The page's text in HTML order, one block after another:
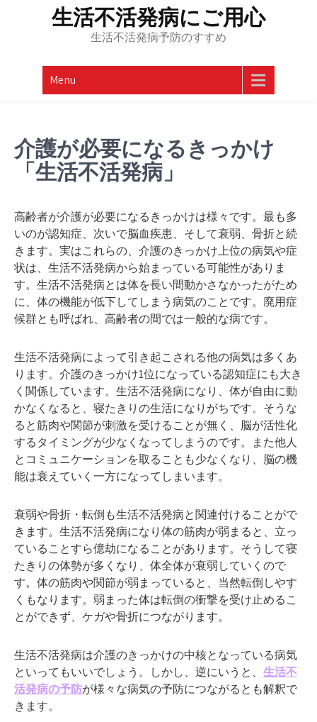
生活不活発病にご用心
生活不活発病予防のすすめ
Menu
介護が必要になるきっかけ
「生活不活発病」
高齢者が介護が必要になるきっかけは様々です。最も多
いのが認知症、次いで脳血疾患、そして衰弱、骨折と続
きます。実はこれらの、介護のきっかけ上位の病気や症
状は、生活不活発病から始まっている可能性がありま
す。生活不活発病とは体を長い間動かさなかったがため
に、体の機能が低下してしまう病気のことです。廃用症
候群とも呼ばれ、高齢者の間では一般的な病です。
生活不活発病によって引き起こされる他の病気は多くあ
ります。介護のきっかけ1位になっている認知症にも大き
く関係しています。生活不活発病になり、体が自由に動
かなくなると、寝たきりの生活になりがちです。そうな
ると筋肉や関節が刺激を受けることが無く、脳が活性化
するタイミングが少なくなってしまうのです。また他人
とコミュニケーションを取ることも少なくなり、脳の機
能は衰えていく一方になってしまいます。
衰弱や骨折・転倒も生活不活発病と関連付けることがで
きます。生活不活発病になり体の筋肉が弱まると、立っ
ていることすら億劫になることがあります。そうして寝
たきりの体勢が多くなり、体全体が衰弱していくので
す。体の筋肉や関節が弱まっていると、当然転倒しやす
くもなります。弱まった体は転倒の衝撃を受け止めるこ
とができず、ケガや骨折につながります。
生活不活発病は介護のきっかけの中核となっている病気
といってもいいでしょう。しかし、逆にいうと、 生活不
活発病の予防が様々な病気の予防につながるとも解釈で
きます。